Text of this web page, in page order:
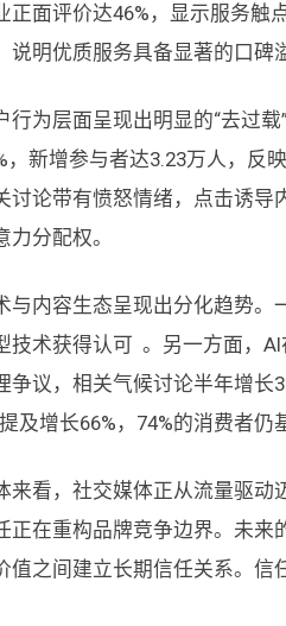
正面评价达46%，显示服务触
说明优质服务具备显著的口碑
行为层面呈现出明显的“去过
，新增参与者达3.23万人，反
讨论带有愤怒情绪，点击诱导
力分配权。
与内容生态呈现出分化趋势。
技术获得认可 。另一方面，
争议，相关气候讨论半年增长
及增长66%，74%的消费者
来看，社交媒体正从流量驱动
正在重构品牌竞争边界。未来
值之间建立长期信任关系。信